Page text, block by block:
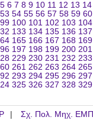
5 6 7 8 9 10 11 12 13 14
53 54 55 56 57 58 59 60
99 100 101 102 103 104
133 134 135 136 137
165 166 167 168 169
197 198 199 200 201
229 230 231 232 233
261 262 263 264 265
293 294 295 296 297
325 326 327 328 329
Σχ. Πολ. Μηχ. ΕΜΠ